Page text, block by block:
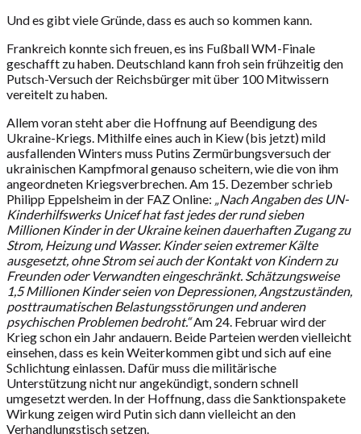
Und es gibt viele Gründe, dass es auch so kommen kann.
Frankreich konnte sich freuen, es ins Fußball WM-Finale
geschafft zu haben. Deutschland kann froh sein frühzeitig den
Putsch-Versuch der Reichsbürger mit über 100 Mitwissern
vereitelt zu haben.
Allem voran steht aber die Hoffnung auf Beendigung des
Ukraine-Kriegs. Mithilfe eines auch in Kiew (bis jetzt) mild
ausfallenden Winters muss Putins Zermürbungsversuch der
ukrainischen Kampfmoral genauso scheitern, wie die von ihm
angeordneten Kriegsverbrechen. Am 15. Dezember schrieb
Philipp Eppelsheim in der FAZ Online: „Nach Angaben des UN-
Kinderhilfswerks Unicef hat fast jedes der rund sieben
Millionen Kinder in der Ukraine keinen dauerhaften Zugang zu
Strom, Heizung und Wasser. Kinder seien extremer Kälte
ausgesetzt, ohne Strom sei auch der Kontakt von Kindern zu
Freunden oder Verwandten eingeschränkt. Schätzungsweise
1,5 Millionen Kinder seien von Depressionen, Angstzuständen,
posttraumatischen Belastungsstörungen und anderen
psychischen Problemen bedroht.“Am 24. Februar wird der
Krieg schon ein Jahr andauern. Beide Parteien werden vielleicht
einsehen, dass es kein Weiterkommen gibt und sich auf eine
Schlichtung einlassen. Dafür muss die militärische
Unterstützung nicht nur angekündigt, sondern schnell
umgesetzt werden. In der Hoffnung, dass die Sanktionspakete
Wirkung zeigen wird Putin sich dann vielleicht an den
Verhandlungstisch setzen.